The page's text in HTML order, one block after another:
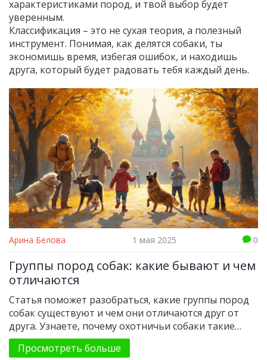
характеристиками пород, и твой выбор будет
уверенным.
Классификация – это не сухая теория, а полезный
инструмент. Понимая, как делятся собаки, ты
экономишь время, избегая ошибок, и находишь
друга, который будет радовать тебя каждый день.
Арина Белова 1 мая 2025 0
Группы пород собак: какие бывают и чем
отличаются
Статья поможет разобраться, какие группы пород
собак существуют и чем они отличаются друг от
друга. Узнаете, почему охотничьи собаки такие
энергичные, а декоративные — словно плюшевые
игрушки. Поймете, как выбрать подходящую
Просмотреть больше